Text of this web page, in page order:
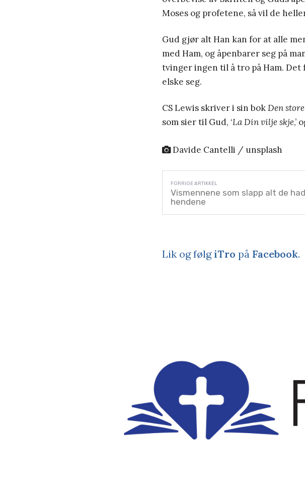
Moses og profetene, så vil de
Gud gjør alt Han kan for at alle
med Ham, og åpenbarer seg på
tvinger ingen til å tro på Ham.
elske seg.
CS Lewis skriver i sin bokDen
som sier til Gud, ‘La Din vilje skje,’
Davide Cantelli / unsplash
Vismennene som slapp alt de
hendene
Lik og følgiTro på Facebook.